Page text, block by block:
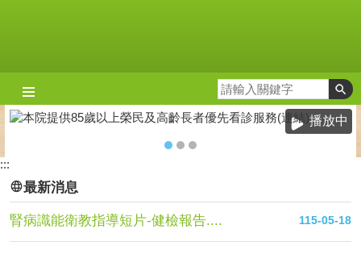
播放中
:::
最新消息
115-05-18
腎病識能衛教指導短片-健檢報告....